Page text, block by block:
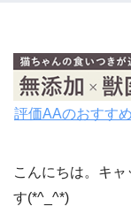
評価AAのおすす
こんにちは。キ
す(*^_^*)